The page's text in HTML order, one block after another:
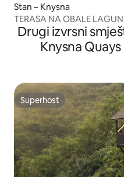
Stan – Knysna
TERASA NA OBALE
Drugi izvrsni
Knysna
Superhost
Superhost